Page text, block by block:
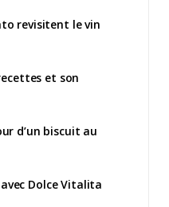
revisitent le vin
et son
d’un biscuit au
avec Dolce Vitalita